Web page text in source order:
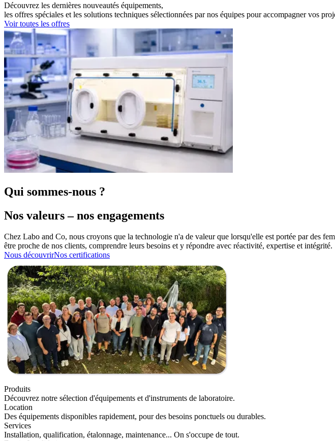
Découvrez les dernières nouveautés équipements,
les offres spéciales et les solutions techniques sélectionnées par nos équipes pour accompagner vos
Voir toutes les offres
Qui sommes-nous ?
Nos valeurs – nos engagements
Chez Labo and Co, nous croyons que la technologie n'a de valeur que lorsqu'elle est portée par des
être proche de nos clients, comprendre leurs besoins et y répondre avec réactivité, expertise et intégrité.
Nous découvrirNos certifications
Produits
Découvrez notre sélection d'équipements et d'instruments de laboratoire.
Location
Des équipements disponibles rapidement, pour des besoins ponctuels ou durables.
Services
Installation, qualification, étalonnage, maintenance... On s'occupe de tout.